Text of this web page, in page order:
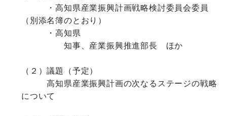
・高知県産業振興計画戦略検討委員会委員
（別添名簿のとおり）
・高知県
知事、産業振興推進部長　ほか
（２）議題（予定）
高知県産業振興計画の次なるステージの戦略
について